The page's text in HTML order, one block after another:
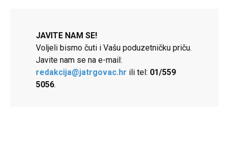
JAVITE NAM SE!
Voljeli bismo čuti i Vašu poduzetničku priču.
Javite nam se na e-mail:
redakcija@jatrgovac.hr ili tel: 01/559
5056.